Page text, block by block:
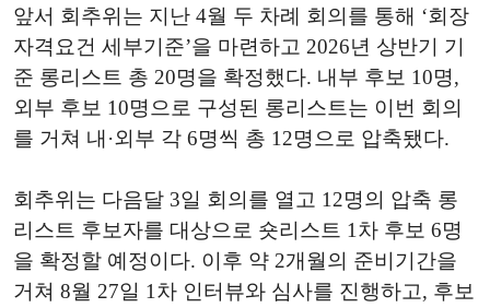
앞서 회추위는 지난 4월 두 차례 회의를 통해 ‘회장
자격요건 세부기준’을 마련하고 2026년 상반기 기
준 롱리스트 총 20명을 확정했다. 내부 후보 10명,
외부 후보 10명으로 구성된 롱리스트는 이번 회의
를 거쳐 내·외부 각 6명씩 총 12명으로 압축됐다.
회추위는 다음달 3일 회의를 열고 12명의 압축 롱
리스트 후보자를 대상으로 숏리스트 1차 후보 6명
을 확정할 예정이다. 이후 약 2개월의 준비기간을
거쳐 8월 27일 1차 인터뷰와 심사를 진행하고, 후보